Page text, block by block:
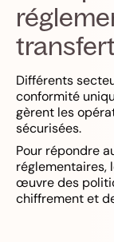
Différents
conformité
gèrent les
sécurisées.
Pour répondre
réglementaires,
œuvre des
chiffrement et